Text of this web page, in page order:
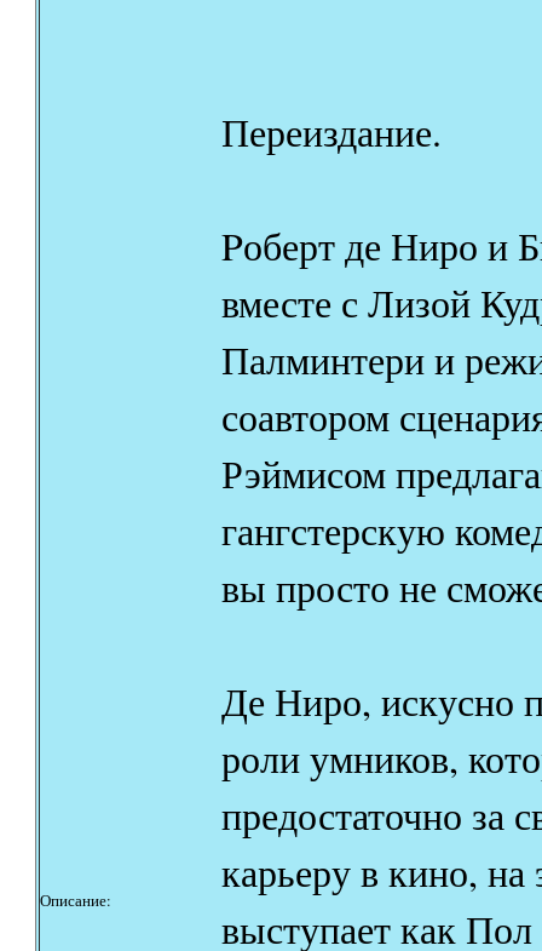
Описание:
Переиздание.
Pоберт де Ниро и
вместе с Лизой
Палминтери и
соавтором
Рэймисом
гангстерскую
вы просто не
Де Ниро, искусно
роли умников,
предостаточно за
карьеру в кино, на
выступает как